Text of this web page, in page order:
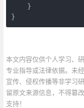
    }
}
本文内容仅供个人学习、
专业指导或法律依据。未
宣传、侵权传播等非学习
留原文来源信息，不得篡
支持！